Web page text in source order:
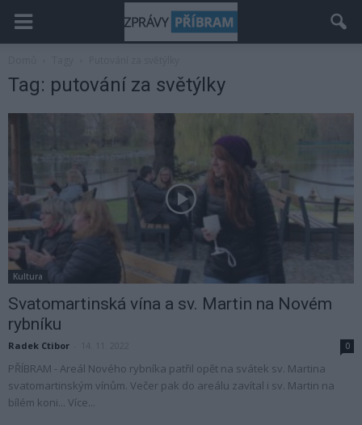
Tag: putování za světýlky
Kultura
Svatomartinská vína a sv. Martin na Novém
rybníku
Radek Ctibor 0
PŘÍBRAM - Areál Nového rybníka patřil opět na svátek sv. Martina
svatomartinským vínům. Večer pak do areálu zavítal i sv. Martin na
bílém koni... Více...